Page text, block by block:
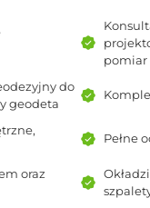
pomiar
do
geodeta
Pełne
oraz